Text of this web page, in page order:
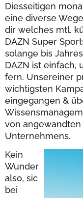
Diesseitigen
eine diverse
dir welches mtl.
DAZN Super
solange bis
DAZN ist einfach,
fern. Unsereiner
wichtigsten
eingegangen &
von
Unternehmens.
Kein
Wunder
also, sic
bei